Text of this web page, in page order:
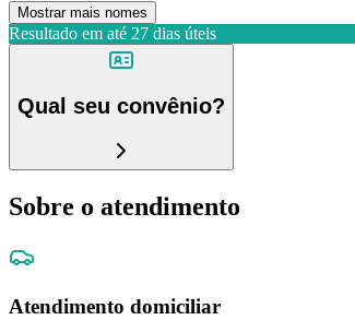
Mostrar mais nomes
Resultado em até 27 dias úteis
Qual seu convênio?
Sobre o atendimento
Atendimento domiciliar